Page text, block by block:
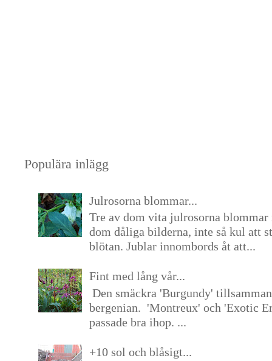
Populära inlägg
Julrosorna blommar...
Tre av dom vita julrosorna blommar
dom dåliga bilderna, inte så kul att
blötan. Jublar innombords åt att...
Fint med lång vår...
Den smäckra 'Burgundy'
bergenian. 'Montreux' och 'Exotic
passade bra ihop. ...
+10 sol och blåsigt...